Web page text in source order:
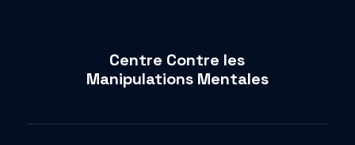
Centre Contre les
Manipulations Mentales